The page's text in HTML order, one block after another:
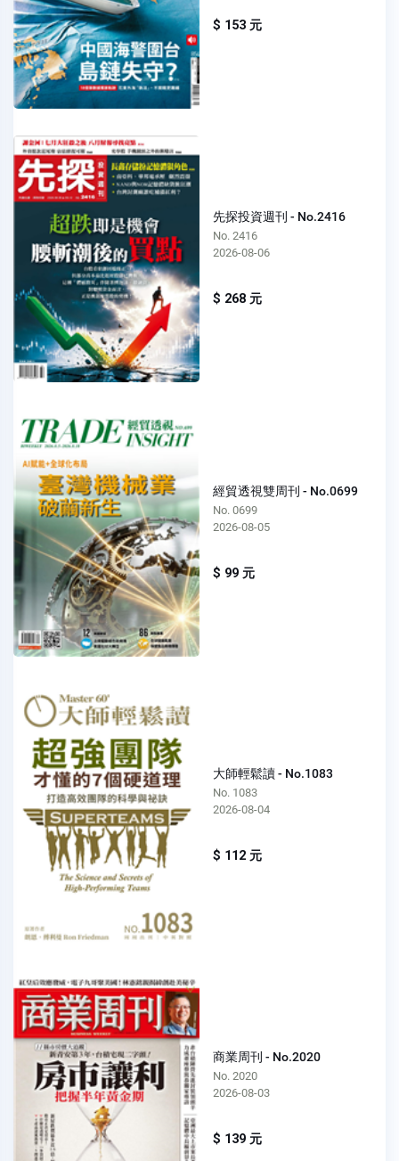
$ 153 元
先探投資週刊 - No.2416
No. 2416
2026-08-06
$ 268 元
經貿透視雙周刊 - No.0699
No. 0699
2026-08-05
$ 99 元
大師輕鬆讀 - No.1083
No. 1083
2026-08-04
$ 112 元
商業周刊 - No.2020
No. 2020
2026-08-03
$ 139 元